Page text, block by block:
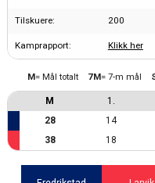
Tilskuere: 200
Kamprapport: Klikk her
M 1.
M= Mål totalt 7M= 7-m mål
28 14
38
18